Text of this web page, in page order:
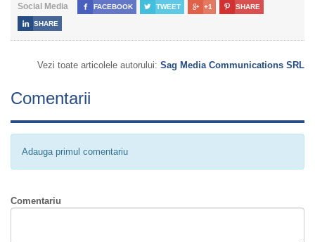
Social Media  FACEBOOK  TWEET  +1  SHARE
 SHARE
Vezi toate articolele autorului: Sag Media Communications SRL
Comentarii
Adauga primul comentariu
Comentariu